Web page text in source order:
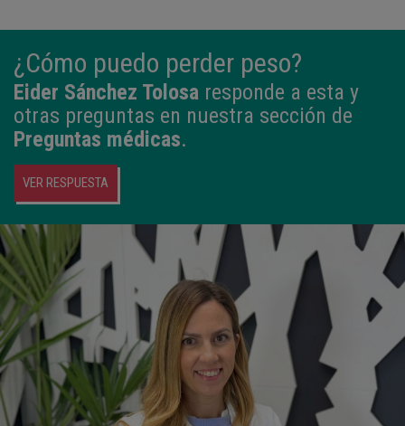
¿Cómo puedo perder peso?
Eider Sánchez Tolosa responde a esta y
otras preguntas en nuestra sección de
Preguntas médicas.
VER RESPUESTA